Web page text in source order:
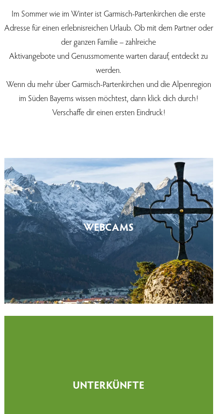
Im Sommer wie im Winter ist Garmisch-Partenkirchen die erste
Adresse für einen erlebnisreichen Urlaub. Ob mit dem Partner oder
der ganzen Familie – zahlreiche
Aktivangebote und Genussmomente warten darauf, entdeckt zu
werden.
Wenn du mehr über Garmisch-Partenkirchen und die Alpenregion
im Süden Bayerns wissen möchtest, dann klick dich durch!
Verschaffe dir einen ersten Eindruck!
WEBCAMS
UNTERKÜNFTE